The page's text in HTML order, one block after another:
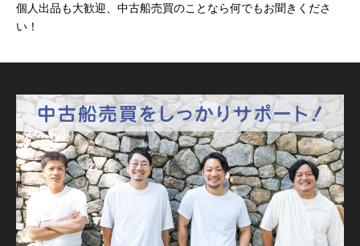
個人出品も大歓迎、中古船売買のことなら何でもお聞きくださ
い！